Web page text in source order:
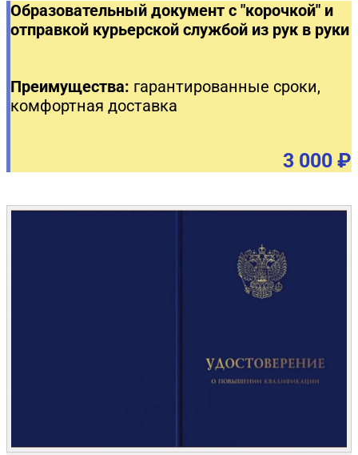
Образовательный документ с "корочкой" и
отправкой курьерской службой из рук в руки
Преимущества: гарантированные сроки,
комфортная доставка
3 000 ₽